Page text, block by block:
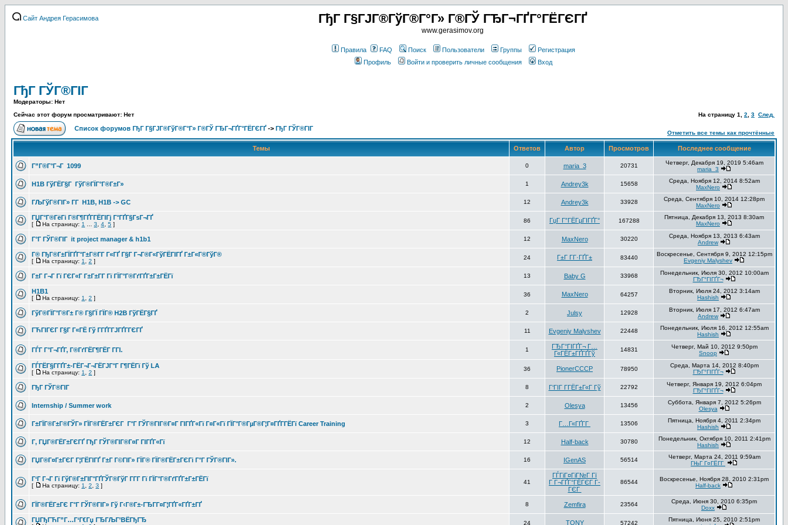
Сайт Андрея Герасимова ГђГ Г§ГЈГ®ГўГ®Г°Г» Г®ГЎ ГЂГ¬ГҐГ°ГЁГЄГҐ
www.gerasimov.org
Правила FAQ Поиск Пользователи Группы
Регистрация
Профиль
Войти и проверить личные сообщения Вход
ГђГ ГЎГ®ГІГ
Модераторы: Нет
Сейчас этот форум просматривают: Нет
На страницу 1 2 3 След.
Список форумов ГђГ Г§ГЈГ®ГўГ®Г°Г» Г®ГЎ ГЂГ¬ГҐГ°ГЁГЄГҐ-> ГђГ ГЎГ®ГІГ
Отметить все темы как прочтённые
Темы Ответов Автор Просмотров Последнее сообщение
Г”Г®Г°Г¬Г 1099 0 maria_3 20731
Четверг, Декабря 19, 2019 5:46am
maria_3
H1B ГўГЁГ§Г ГўГ®ГЇГ°Г®Г±Г» 1 Andrey3k 15658
Среда, Ноября 12, 2014 8:52am
MaxNero
ГЉГўГ®ГІГ» Г­Г H1B, H1B -> GC 12 Andrey3k 33928
Среда, Сентября 10, 2014 12:28pm
MaxNero
ГЏГ°Г®ГёГі Г®Г¶ГҐГ­ГЁГІГј Г°ГҐГ§ГѕГ¬ГҐ
[ На страницу: 1 3 4 5 ]
86 ГџГ­ Г”ГЁГµГІГҐГ° 167288
Пятница, Декабря 13, 2013 8:30am
MaxNero
Г°Г ГЎГ®ГІГ it project manager & h1b1 12 MaxNero 30220
Среда, Ноября 13, 2013 6:43am
Andrew
Г® ГђГ®Г±ГЇГҐГ°Г±Г®Г­Г Г«ГҐ Г§Г Г¬Г®Г«ГўГЁГІГҐ Г±Г«Г®ГўГ®
[ На страницу: 1 2 ]
24 Г±Г Г­Г·ГҐГ± 83440
Воскресенье, Сентября 9, 2012 12:15pm
Evgeniy Malyshev
Г±Г Г¬Г Гї ГЄГ«Г Г±Г±Г­Г Гї ГЇГ°Г®ГґГҐГ±Г±ГЁГї 13 Baby G 33968
Понедельник, Июля 30, 2012 10:00am
ГЂГ°ГІГҐГ¬
H1B1
[ На страницу: 1 2 ]
36 MaxNero 64257
Вторник, Июля 24, 2012 3:14am
Hashish
ГўГ®ГЇГ°Г®Г± Г® Г§ГЇ ГЇГ® H2B ГўГЁГ§ГҐ 2 Julsy 12928
Вторник, Июля 17, 2012 6:47am
Andrew
ГЋГІГЄГ Г§Г Г«ГЁ Гў ГГҐГ­ГЈГҐГ­ГЄГҐ 11 Evgeniy Malyshev 22448
Понедельник, Июля 16, 2012 12:55am
Hashish
ГЃГ Г°Г¬ГҐГ­, Г®ГґГЁГ¶ГЁГ Г­ГІ. 1
ГЂГ°ГІГҐГ¬ Г…
Г«ГЁГ±ГҐГҐГў
14831
Четверг, Май 10, 2012 9:50pm
Snoop
ГЃГЁГ§Г­ГҐГ±-ГЁГ¬Г¬ГЁГЈГ°Г Г¶ГЁГї Гў LA
[ На страницу: 1 2 ]
36 PionerCCCP 78950
Среда, Марта 14, 2012 8:40pm
ГЂГ°ГІГҐГ¬
ГђГ ГЎГ®ГІГ 8 Г‘ГІГ Г­ГЁГ±Г«Г Гў 22792
Четверг, Января 19, 2012 6:04pm
ГЂГ°ГІГҐГ¬
Internship / Summer work 2 Olesya 13456
Суббота, Января 7, 2012 5:26pm
Olesya
Г±ГЇГ®Г±Г®ГЎГ» ГЇГ®ГЁГ±ГЄГ Г°Г ГЎГ®ГІГ®Г¤Г ГІГҐГ«Гї Г¤Г«Гї ГЇГ°Г®ГµГ®Г¦Г¤ГҐГ­ГЁГї Career Training 3 Г…Г«ГҐГ­Г 13506
Пятница, Ноября 4, 2011 2:34pm
Hashish
Г‚ ГЏГ®ГЁГ±ГЄГҐ ГђГ ГЎГ®ГІГ®Г¤Г ГІГҐГ«Гї 12 Half-back 30780
Понедельник, Октября 10, 2011 2:41pm
Hashish
ГЏГ®Г¤Г±ГЄГ Г¦ГЁГІГҐ Г±Г Г©ГІГ» ГЇГ® ГЇГ®ГЁГ±ГЄГі Г°Г ГЎГ®ГІГ». 16 IGenAS 56514
Четверг, Марта 24, 2011 9:59am
ГЊГ Г¤ГЁГ­Г
Г‘Г Г¬Г Гї ГўГ®Г±ГІГ°ГҐГЎГ®ГўГ Г­Г­Г Гї ГЇГ°Г®ГґГҐГ±Г±ГЁГї
[ На страницу: 1 2 3 ]
41
ГЃГіГ¤ГіГ№Г Гї
Г Г¬ГҐГ°ГЁГЄГ Г­
ГЄГ
86544
Воскресенье, Ноября 28, 2010 2:31pm
Half-back
ГЇГ®ГЁГ±ГЄ Г°Г ГЎГ®ГІГ» Гў Г‹Г®Г±-ГЂГ­Г¤Г¦ГҐГ«ГҐГ±ГҐ 8 Zemfira 23564
Среда, Июня 30, 2010 6:35pm
Doxx
ГЏГђГЋГ”Г…Г‘Г€Гџ ГЂГЉГ’ВЁГђГЂ 24 TONY 57242
Пятница, Июня 25, 2010 2:51pm